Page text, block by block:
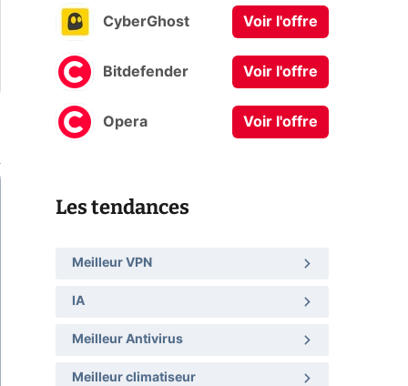
CyberGhost Voir l'offre
Bitdefender Voir l'offre
Opera Voir l'offre
Les tendances
Meilleur VPN
IA
Meilleur Antivirus
Meilleur climatiseur